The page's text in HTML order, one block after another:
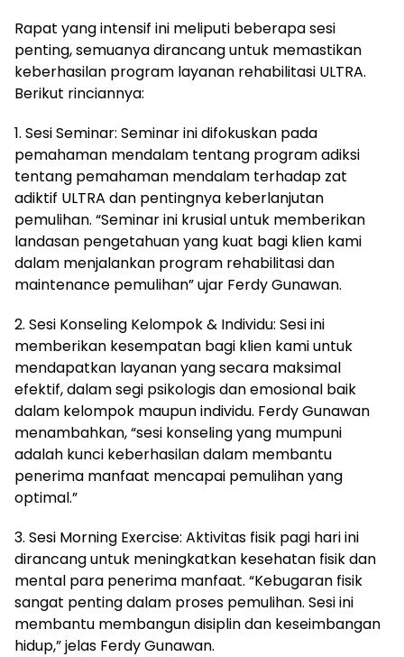
Rapat yang intensif ini meliputi beberapa sesi
penting, semuanya dirancang untuk memastikan
keberhasilan program layanan rehabilitasi ULTRA.
Berikut rinciannya:
1. Sesi Seminar: Seminar ini difokuskan pada
pemahaman mendalam tentang program adiksi
tentang pemahaman mendalam terhadap zat
adiktif ULTRA dan pentingnya keberlanjutan
pemulihan. “Seminar ini krusial untuk memberikan
landasan pengetahuan yang kuat bagi klien kami
dalam menjalankan program rehabilitasi dan
maintenance pemulihan” ujar Ferdy Gunawan.
2. Sesi Konseling Kelompok & Individu: Sesi ini
memberikan kesempatan bagi klien kami untuk
mendapatkan layanan yang secara maksimal
efektif, dalam segi psikologis dan emosional baik
dalam kelompok maupun individu. Ferdy Gunawan
menambahkan, “sesi konseling yang mumpuni
adalah kunci keberhasilan dalam membantu
penerima manfaat mencapai pemulihan yang
optimal.”
3. Sesi Morning Exercise: Aktivitas fisik pagi hari ini
dirancang untuk meningkatkan kesehatan fisik dan
mental para penerima manfaat. “Kebugaran fisik
sangat penting dalam proses pemulihan. Sesi ini
membantu membangun disiplin dan keseimbangan
hidup,” jelas Ferdy Gunawan.